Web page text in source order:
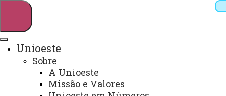
Unioeste
Sobre
A Unioeste
Missão e Valores